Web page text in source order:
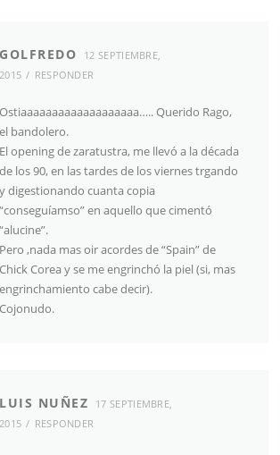
GOLFREDO
12 SEPTIEMBRE,
2015
RESPONDER
Ostiaaaaaaaaaaaaaaaaaaa….. Querido Rago,
el bandolero.
El opening de zaratustra, me llevó a la década
de los 90, en las tardes de los viernes trgando
y digestionando cuanta copia
“conseguíamso” en aquello que cimentó
“alucine”.
Pero ,nada mas oir acordes de “Spain” de
Chick Corea y se me engrinchó la piel (si, mas
engrinchamiento cabe decir).
Cojonudo.
LUIS NUÑEZ
17 SEPTIEMBRE,
2015
RESPONDER